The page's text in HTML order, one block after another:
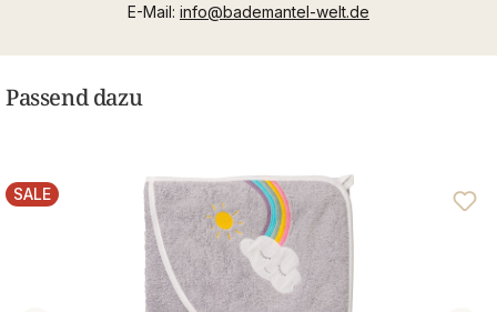
E-Mail: info@bademantel-welt.de
Passend dazu
RABATT
SALE